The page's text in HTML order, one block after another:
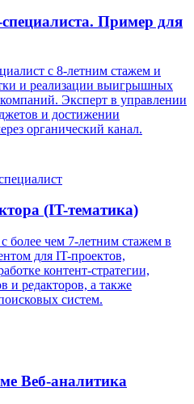
Пример для
с 8-летним стажем и
и реализации выигрышных
Эксперт в управлении
и достижении
органический канал.
(IT-тематика)
чем 7-летним стажем в
для IT-проектов,
контент-стратегии,
и редакторов, а также
систем.
Веб-аналитика